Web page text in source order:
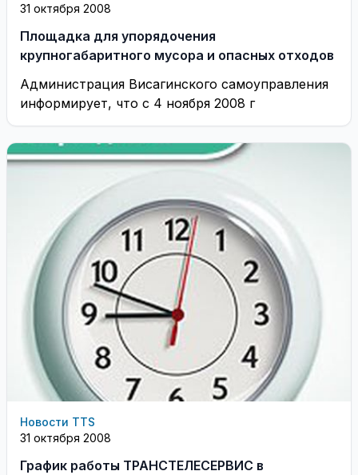
31 октября 2008
Площадка для упорядочения
крупногабаритного мусора и опасных отходов
Администрация Висагинского самоуправления
информирует, что с 4 ноября 2008 г
Новости TTS
31 октября 2008
График работы ТРАНСТЕЛЕСЕРВИС в